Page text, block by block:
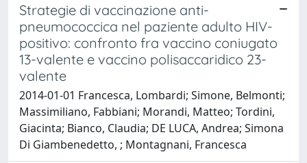
Strategie di vaccinazione anti-
pneumococcica nel paziente adulto HIV-
positivo: confronto fra vaccino coniugato
13-valente e vaccino polisaccaridico 23-
valente
2014-01-01 Francesca, Lombardi; Simone, Belmonti;
Massimiliano, Fabbiani; Morandi, Matteo; Tordini,
Giacinta; Bianco, Claudia; DE LUCA, Andrea; Simona
Di Giambenedetto, ; Montagnani, Francesca